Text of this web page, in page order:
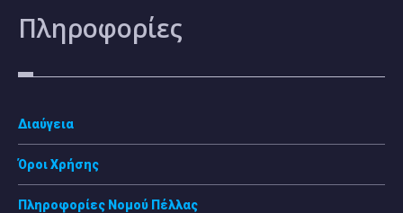
Πληροφορίες
Διαύγεια
Όροι Χρήσης
Πληροφορίες Νομού Πέλλας